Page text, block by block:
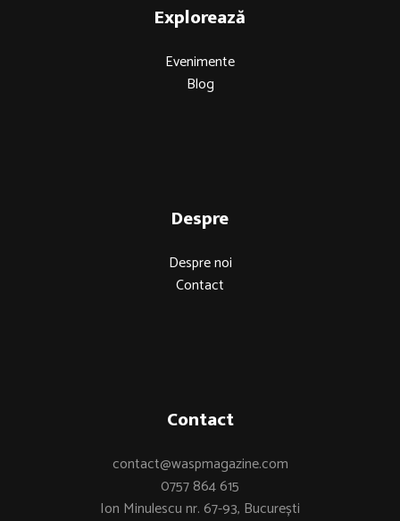
Explorează
Evenimente
Blog
Despre
Despre noi
Contact
Contact
contact@waspmagazine.com
0757 864 615
Ion Minulescu nr. 67-93, București